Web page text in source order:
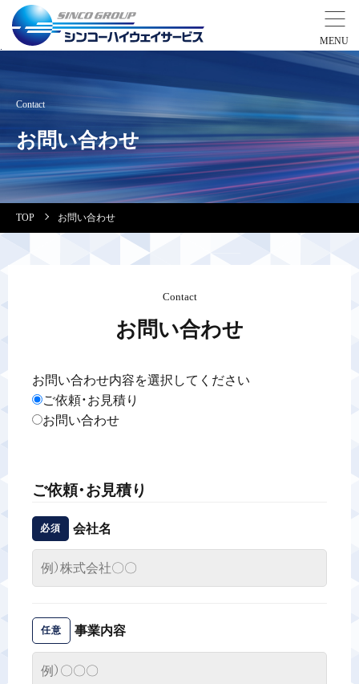
営業拠点
会社案内・実績紹介
採用情報
警備業標識
カスタマーハラスメントに対する基本方針
Contact
お問い合わせ
TOP お問い合わせ
Contact
お問い合わせ
お問い合わせ内容を選択してください
ご依頼・お見積り
お問い合わせ
ご依頼・お見積り
必須 会社名
任意 事業内容